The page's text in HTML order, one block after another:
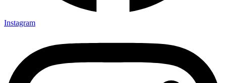
Instagram